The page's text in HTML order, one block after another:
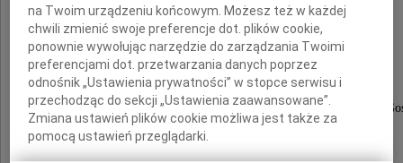
a przede wszystkim,
Przełożonym, Koleżankom i Kolegom z Ministerstwa
na Twoim urządzeniu końcowym. Możesz też w każdej
chwili zmienić swoje preferencje dot. plików cookie,
ponownie wywołując narzędzie do zarządzania Twoimi
preferencjami dot. przetwarzania danych poprzez
odnośnik „Ustawienia prywatności” w stopce serwisu i
przechodząc do sekcji „Ustawienia zaawansowane”.
Zmiana ustawień plików cookie możliwa jest także za
pomocą ustawień przeglądarki.